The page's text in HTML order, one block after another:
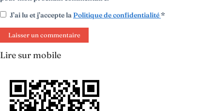
J’ai lu et j’accepte laPolitique de confidentialité*
Lire sur mobile